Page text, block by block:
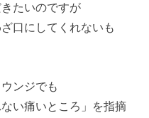
たいのですが
口にしてくれないも
ンジでも
い痛いところ」を指摘